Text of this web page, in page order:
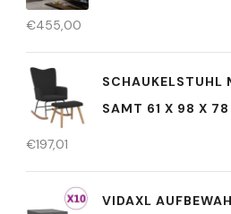
€455,00
SCHAUKELSTUHL
SAMT 61 X 98 X
€197,01
VIDAXL